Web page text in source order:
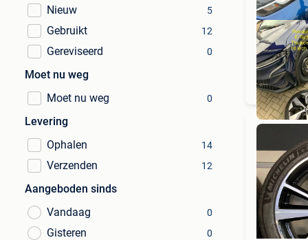
Nieuw 5
Gebruikt 12
Gereviseerd 0
Moet nu weg
Moet nu weg
0
Levering
Ophalen
14
Verzenden 12
Aangeboden sinds
Vandaag
0
Gisteren 0